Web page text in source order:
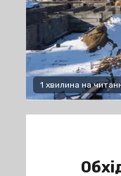
1 хвилина на